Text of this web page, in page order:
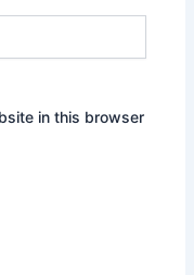
in this browser